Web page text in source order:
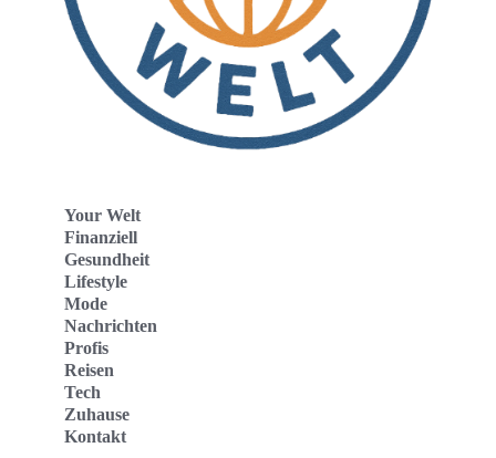
Your Welt
Finanziell
Gesundheit
Lifestyle
Mode
Nachrichten
Profis
Reisen
Tech
Zuhause
Kontakt